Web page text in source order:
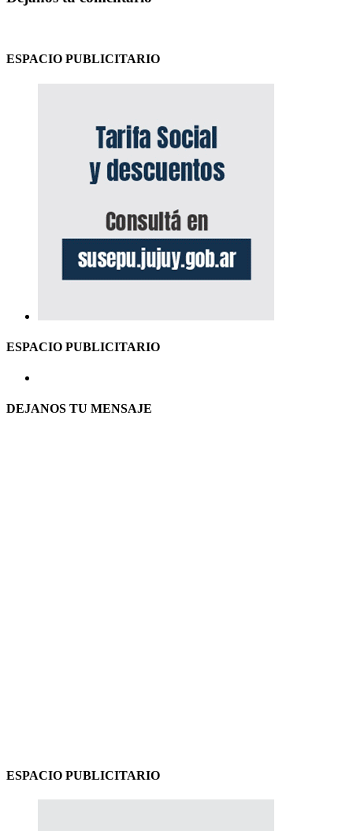
ESPACIO PUBLICITARIO
ESPACIO PUBLICITARIO
DEJANOS TU MENSAJE
ESPACIO PUBLICITARIO